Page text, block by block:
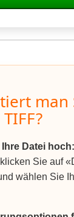
man
TIFF?
Ihre Datei hoch:
Sie auf
wählen Sie